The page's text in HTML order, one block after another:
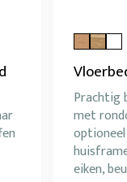
Prachtig
met
eiken,